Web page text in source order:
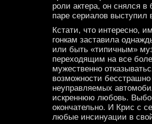
роли актера, он снялся
паре сериалов выступил
Кстати, что интересно,
гонкам заставила
или быть «типичным»
переходящим на все
мужественно
возможности
неуправляемых
искреннюю любовь.
окончательно. И Крис с
любые инсинуации в